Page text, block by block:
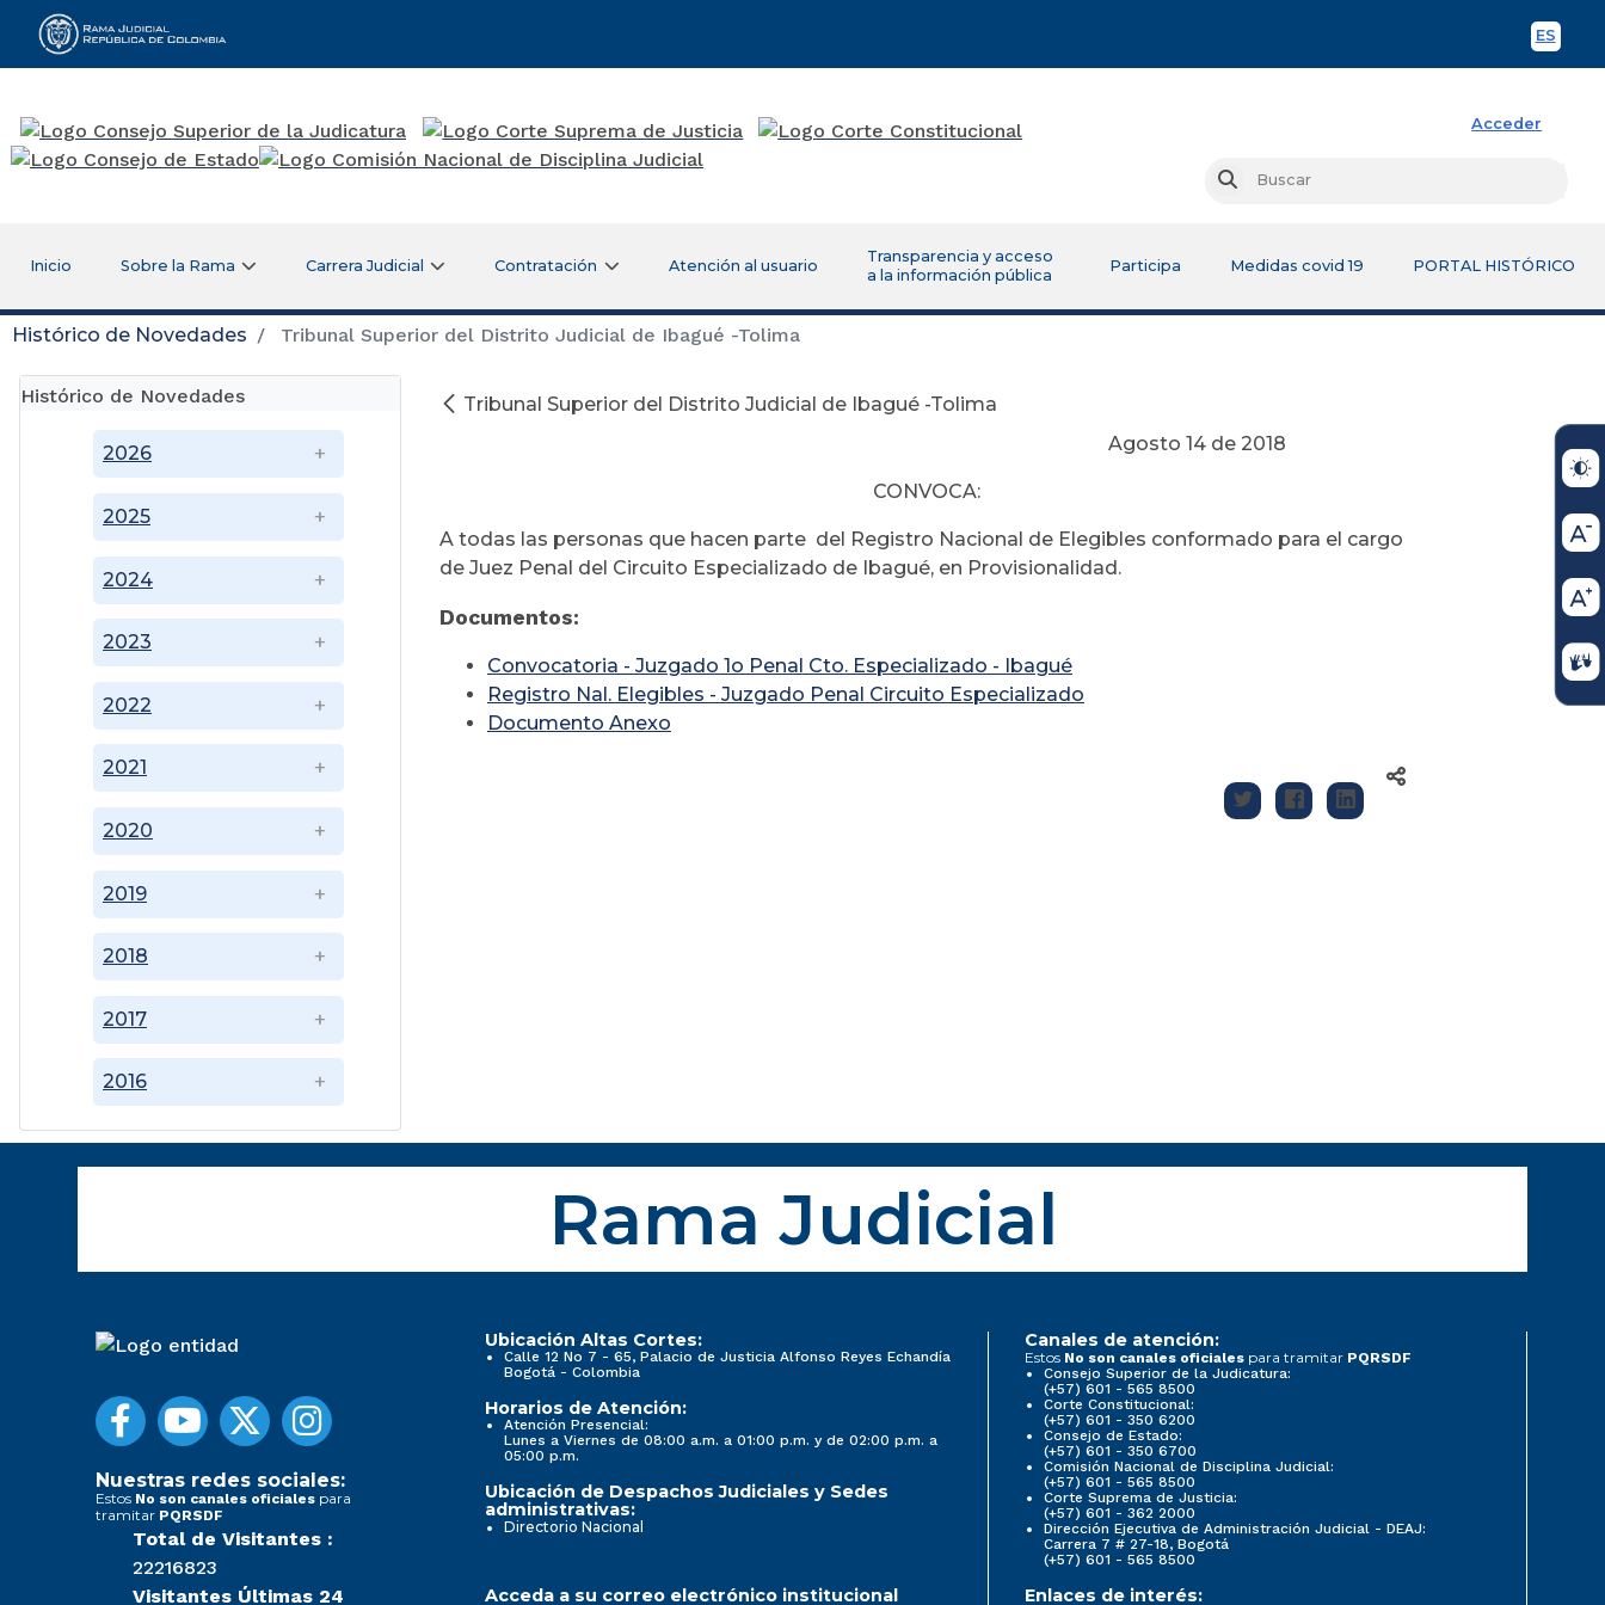
ES
Rama Judicial
Acceder
Buscar
Inicio Sobre la Rama Carrera Judicial Contratación Atención al usuario
Transparencia y acceso
a la información pública
Participa Medidas covid 19 PORTAL HISTÓRICO
Histórico de Novedades Tribunal Superior del Distrito Judicial de Ibagué -Tolima
Histórico de Novedades
2016
2017
2018
2019
2020
2021
2022
2023
2024
2025
2026
Tribunal Superior del Distrito Judicial de Ibagué -Tolima
Agosto 14 de 2018
CONVOCA:
A todas las personas que hacen parte del Registro Nacional de Elegibles conformado para el cargo
de Juez Penal del Circuito Especializado de Ibagué, en Provisionalidad.
Documentos:
Convocatoria - Juzgado 1o Penal Cto. Especializado - Ibagué
Registro Nal. Elegibles - Juzgado Penal Circuito Especializado
Documento Anexo
Rama Judicial
Nuestras redes sociales:
Estos No son canales oficiales para
tramitar PQRSDF
Total de Visitantes :
22216823
Visitantes Últimas 24
Ubicación Altas Cortes:
Calle 12 No 7 - 65, Palacio de Justicia Alfonso Reyes Echandía
Bogotá - Colombia
Horarios de Atención:
Atención Presencial:
Lunes a Viernes de 08:00 a.m. a 01:00 p.m. y de 02:00 p.m. a
05:00 p.m.
Ubicación de Despachos Judiciales y Sedes
administrativas:
Directorio Nacional
Canales de atención:
Estos No son canales oficiales para tramitar PQRSDF
Consejo Superior de la Judicatura:
(+57) 601 - 565 8500
Corte Constitucional:
(+57) 601 - 350 6200
Consejo de Estado:
(+57) 601 - 350 6700
Comisión Nacional de Disciplina Judicial:
(+57) 601 - 565 8500
Corte Suprema de Justicia:
(+57) 601 - 362 2000
Dirección Ejecutiva de Administración Judicial - DEAJ:
Carrera 7 # 27-18, Bogotá
(+57) 601 - 565 8500
Acceda a su correo electrónico institucional Enlaces de interés: